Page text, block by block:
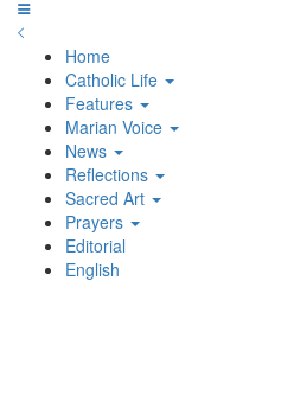
Home
Catholic Life
Features
Marian Voice
News
Reflections
Sacred Art
Prayers
Editorial
English